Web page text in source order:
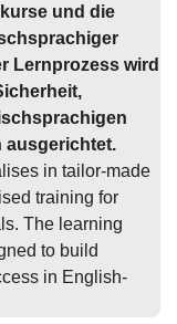
und die
Lernprozess wird
ausgerichtet.
in tailor-made
training for
The learning
to build
in English-